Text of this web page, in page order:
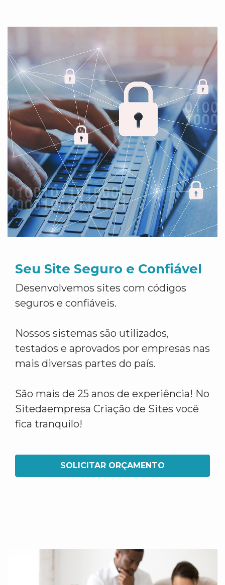
Seu Site Seguro e Confiável
Desenvolvemos sites com códigos
seguros e confiáveis.
Nossos sistemas são utilizados,
testados e aprovados por empresas nas
mais diversas partes do país.
São mais de 25 anos de experiência! No
Sitedaempresa Criação de Sites você
fica tranquilo!
SOLICITAR ORÇAMENTO